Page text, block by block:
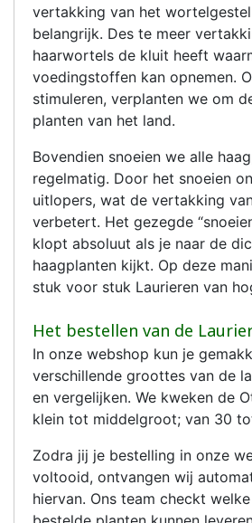
vertakking van het
belangrijk. Des te meer
haarwortels de kluit heeft
voedingstoffen kan opnemen.
stimuleren, verplanten we om
planten van het land.
Bovendien snoeien we alle
regelmatig. Door het snoeien
uitlopers, wat de vertakking
verbetert. Het gezegde
klopt absoluut als je naar de
haagplanten kijkt. Op deze
stuk voor stuk Laurieren van
Het bestellen van de
In onze webshop kun je
verschillende groottes van de
en vergelijken. We kweken de
klein tot middelgroot; van 30
Zodra jij je bestelling in onze
voltooid, ontvangen wij
hiervan. Ons team checkt